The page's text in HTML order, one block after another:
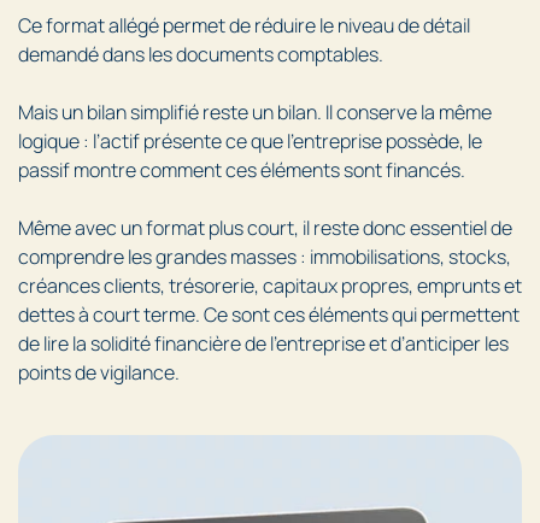
Ce format allégé permet de réduire le niveau de détail
demandé dans les documents comptables.
Mais un bilan simplifié reste un bilan. Il conserve la même
logique : l’actif présente ce que l’entreprise possède, le
passif montre comment ces éléments sont financés.
Même avec un format plus court, il reste donc essentiel de
comprendre les grandes masses : immobilisations, stocks,
créances clients, trésorerie, capitaux propres, emprunts et
dettes à court terme. Ce sont ces éléments qui permettent
de lire la solidité financière de l’entreprise et d’anticiper les
points de vigilance.